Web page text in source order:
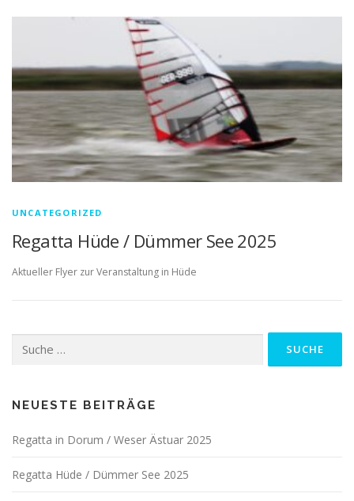
UNCATEGORIZED
Regatta Hüde / Dümmer See 2025
Aktueller Flyer zur Veranstaltung in Hüde
nach:
NEUESTE BEITRÄGE
Regatta in Dorum / Weser Ästuar 2025
Regatta Hüde / Dümmer See 2025